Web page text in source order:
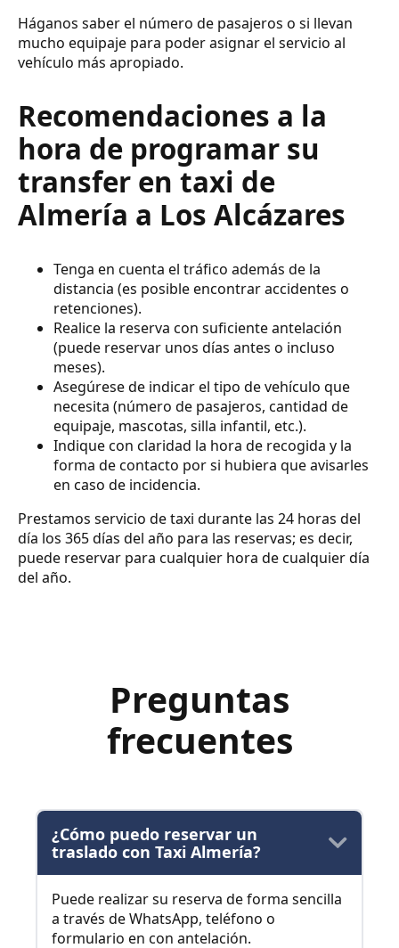
Háganos saber el número de pasajeros o si llevan
mucho equipaje para poder asignar el servicio al
vehículo más apropiado.
Recomendaciones a la
hora de programar su
transfer en taxi de
Almería a Los Alcázares
Tenga en cuenta el tráfico además de la
distancia (es posible encontrar accidentes o
retenciones).
Realice la reserva con suficiente antelación
(puede reservar unos días antes o incluso
meses).
Asegúrese de indicar el tipo de vehículo que
necesita (número de pasajeros, cantidad de
equipaje, mascotas, silla infantil, etc.).
Indique con claridad la hora de recogida y la
forma de contacto por si hubiera que avisarles
en caso de incidencia.
Prestamos servicio de taxi durante las 24 horas del
día los 365 días del año para las reservas; es decir,
puede reservar para cualquier hora de cualquier día
del año.
Preguntas
frecuentes
¿Cómo puedo reservar un
traslado con Taxi Almería?
Puede realizar su reserva de forma sencilla
a través de WhatsApp, teléfono o
formulario en con antelación.